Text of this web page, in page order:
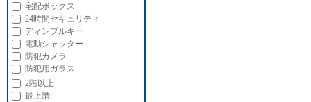
宅配ボックス
24時間セキュリティ
ディンプルキー
電動シャッター
防犯カメラ
防犯用ガラス
2階以上
最上階